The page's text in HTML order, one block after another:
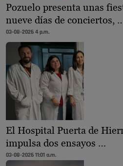
Pozuelo presenta unas
nueve días de conciertos,
03-08-2026 4 p.m.
El Hospital Puerta de
impulsa dos ensayos …
03-08-2026 11:01 a.m.